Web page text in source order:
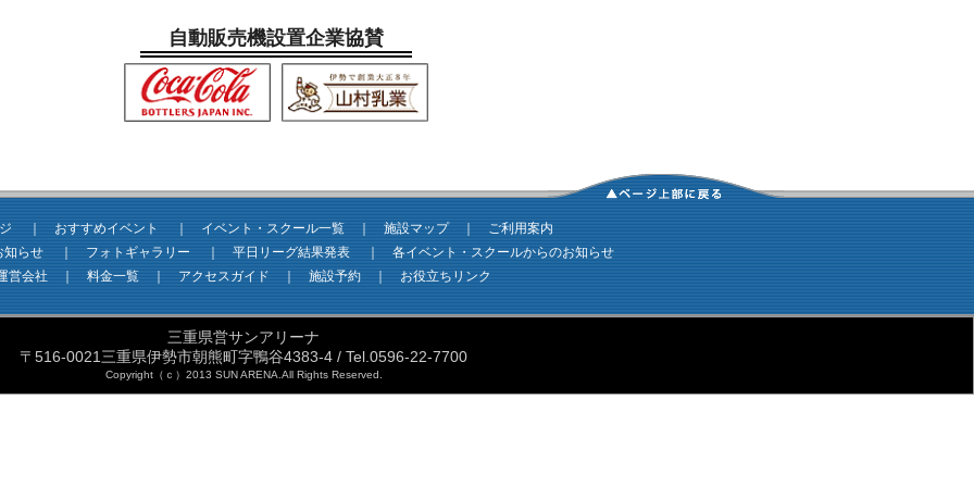
自動販売機設置企業協賛
｜ おすすめイベント ｜ イベント・スクール一覧 ｜ 施設マップ｜
ご利用案内
知らせ｜ フォトギャラリー ｜ 平日リーグ結果発表｜ 各イベント・スクールからのお知らせ
営会社 ｜ 料金一覧 ｜ アクセスガイド ｜ 施設予約 ｜ お役立ちリンク
三重県営サンアリーナ
〒516-0021三重県伊勢市朝熊町字鴨谷4383-4 / Tel.0596-22-7700
Copyright（ｃ）2013 SUN ARENA.All Rights Reserved.